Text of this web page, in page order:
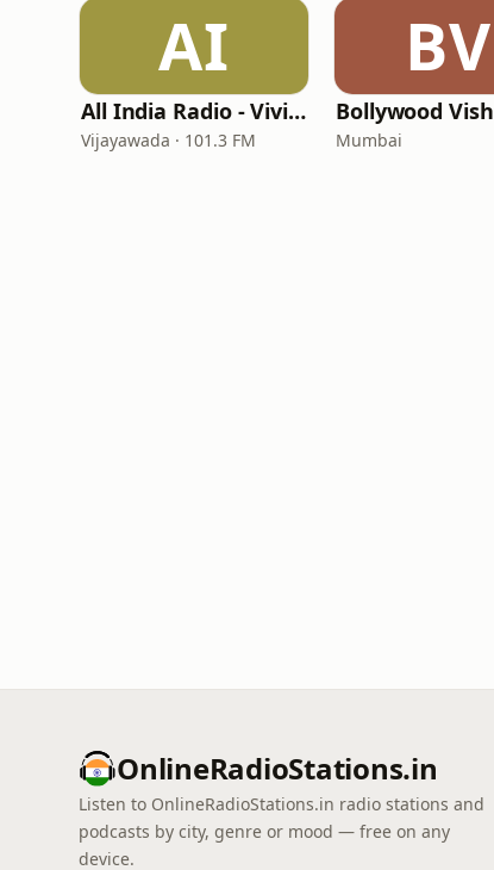
AI
All India Radio - Vividh Bharati Telugu
Vijayawada · 101.3 FM
BV
Mumbai
OnlineRadioStations.in
Listen to OnlineRadioStations.in radio stations and
podcasts by city, genre or mood — free on any
device.